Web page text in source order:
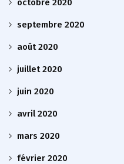
octobre 2020
septembre 2020
août 2020
juillet 2020
juin 2020
avril 2020
mars 2020
février 2020